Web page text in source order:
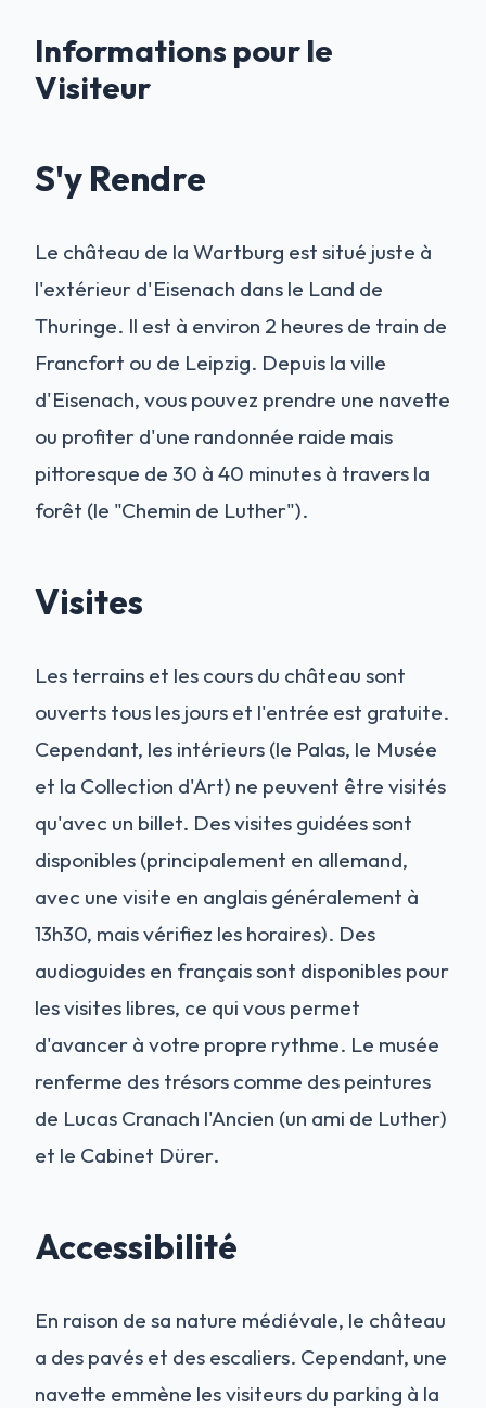
Informations pour le
Visiteur
S'y Rendre
Le château de la Wartburg est situé juste à
l'extérieur d'Eisenach dans le Land de
Thuringe. Il est à environ 2 heures de train de
Francfort ou de Leipzig. Depuis la ville
d'Eisenach, vous pouvez prendre une navette
ou profiter d'une randonnée raide mais
pittoresque de 30 à 40 minutes à travers la
forêt (le "Chemin de Luther").
Visites
Les terrains et les cours du château sont
ouverts tous les jours et l'entrée est gratuite.
Cependant, les intérieurs (le Palas, le Musée
et la Collection d'Art) ne peuvent être visités
qu'avec un billet. Des visites guidées sont
disponibles (principalement en allemand,
avec une visite en anglais généralement à
13h30, mais vérifiez les horaires). Des
audioguides en français sont disponibles pour
les visites libres, ce qui vous permet
d'avancer à votre propre rythme. Le musée
renferme des trésors comme des peintures
de Lucas Cranach l'Ancien (un ami de Luther)
et le Cabinet Dürer.
Accessibilité
En raison de sa nature médiévale, le château
a des pavés et des escaliers. Cependant, une
navette emmène les visiteurs du parking à la